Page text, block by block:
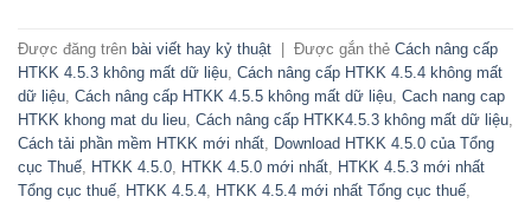
Được đăng trên bài viết hay kỷ thuật Được gắn thẻ Cách nâng cấp
HTKK 4.5.3 không mất dữ liệu Cách nâng cấp HTKK 4.5.4 không mất
dữ liệu Cách nâng cấp HTKK 4.5.5 không mất dữ liệu Cach nang cap
HTKK khong mat du lieu Cách nâng cấp HTKK4.5.3 không mất dữ liệu
Cách tải phần mềm HTKK mới nhất
Download HTKK 4.5.0 của Tổng
cục Thuế
HTKK 4.5.0 HTKK 4.5.0 mới nhất
HTKK 4.5.3 mới nhất
Tổng cục thuế
HTKK 4.5.4 HTKK 4.5.4 mới nhất Tổng cục thuế